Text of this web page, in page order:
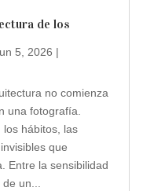
de los
5, 2026 |
no comienza
una fotografía.
hábitos, las
que
Entre la sensibilidad
un...